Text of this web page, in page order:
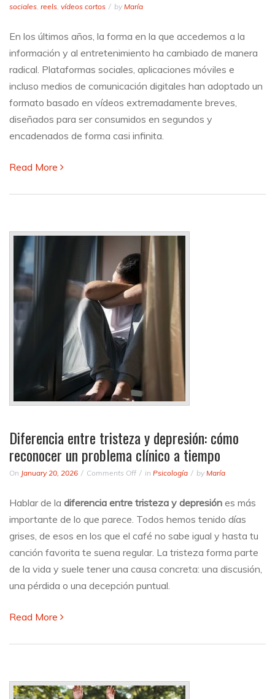
¿Sabías
consumo
de
vídeos
afecta
negativamente
al
nervioso?
sociales, reels, vídeos cortos by María
En los últimos años, la forma en la que accedemos a la
información y al entretenimiento ha cambiado de manera
radical. Plataformas sociales, aplicaciones móviles e
incluso medios de comunicación digitales han adoptado un
formato basado en vídeos extremadamente breves,
diseñados para ser consumidos en segundos y
encadenados de forma casi infinita.
Read More
Diferencia entre tristeza y depresión: cómo
reconocer un problema clínico a tiempo
On January 20, 2026 Comments Offon
entre
tristeza
y
depresión:
reconocer
un
problema
in Psicología by María
Hablar de la diferencia entre tristeza y depresión es más
importante de lo que parece. Todos hemos tenido días
grises, de esos en los que el café no sabe igual y hasta tu
canción favorita te suena regular. La tristeza forma parte
de la vida y suele tener una causa concreta: una discusión,
una pérdida o una decepción puntual.
Read More